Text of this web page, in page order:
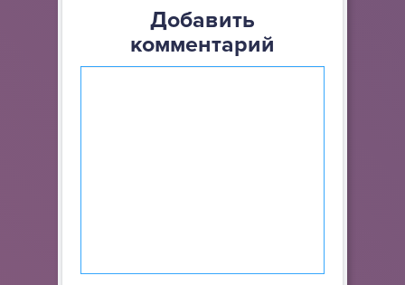
Добавить
комментарий